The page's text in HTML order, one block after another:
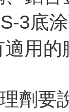
涂劑
的膠水
劑要